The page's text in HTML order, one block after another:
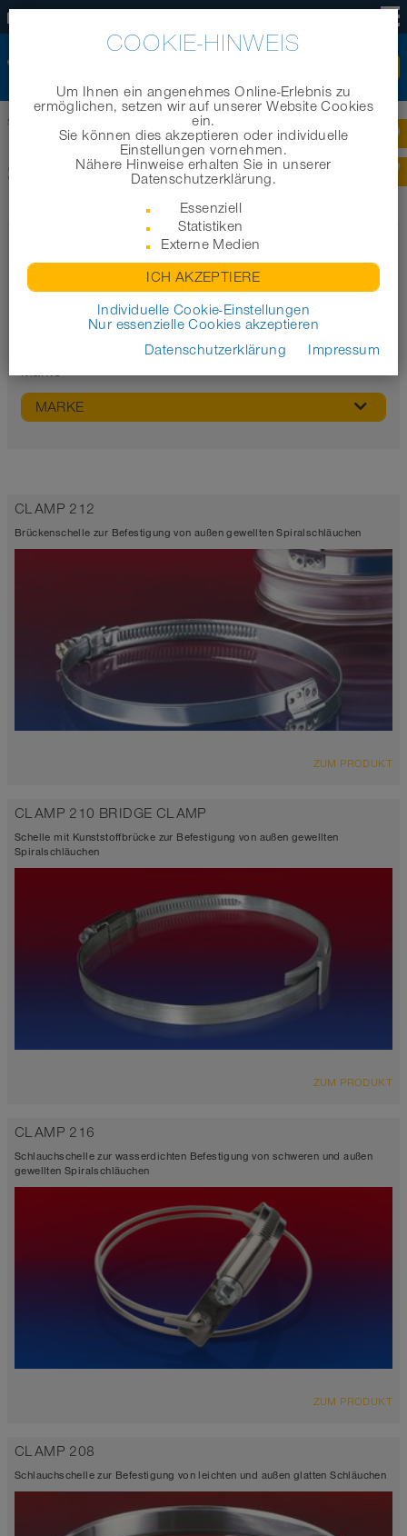
Startseite Produktkategorien |
SCHLAUCHZUBEHÖR
Eigenschaften
Marke
MARKE
CLAMP 212
Brückenschelle zur Befestigung von außen gewellten Spiralschläuchen
ZUM PRODUKT
CLAMP 210 BRIDGE CLAMP
Schelle mit Kunststoffbrücke zur Befestigung von außen gewellten
Spiralschläuchen
ZUM PRODUKT
CLAMP 216
Schlauchschelle zur wasserdichten Befestigung von schweren und außen
gewellten Spiralschläuchen
ZUM PRODUKT
CLAMP 208
Schlauchschelle zur Befestigung von leichten und außen glatten Schläuchen
COOKIE-HINWEIS
Um Ihnen ein angenehmes Online-Erlebnis zu
ermöglichen, setzen wir auf unserer Website Cookies
ein.
Sie können dies akzeptieren oder individuelle
Einstellungen vornehmen.
Nähere Hinweise erhalten Sie in unserer
Datenschutzerklärung.
Essenziell
Statistiken
Externe Medien
ICH AKZEPTIERE
Individuelle Cookie-Einstellungen
Nur essenzielle Cookies akzeptieren
Datenschutzerklärung
Impressum